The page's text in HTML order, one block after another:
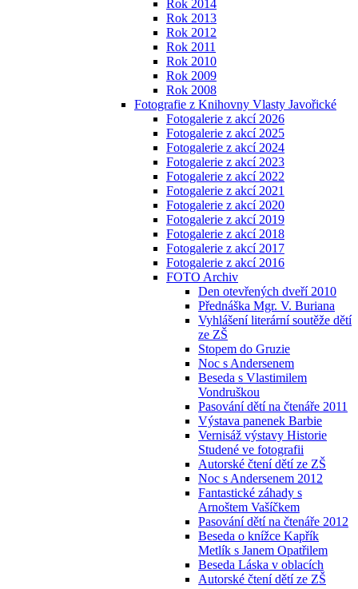
Rok 2014
Rok 2013
Rok 2012
Rok 2011
Rok 2010
Rok 2009
Rok 2008
Fotografie z Knihovny Vlasty Javořické
Fotogalerie z akcí 2026
Fotogalerie z akcí 2025
Fotogalerie z akcí 2024
Fotogalerie z akcí 2023
Fotogalerie z akcí 2022
Fotogalerie z akcí 2021
Fotogalerie z akcí 2020
Fotogalerie z akcí 2019
Fotogalerie z akcí 2018
Fotogalerie z akcí 2017
Fotogalerie z akcí 2016
FOTO Archiv
Den otevřených dveří 2010
Přednáška Mgr. V. Buriana
Vyhlášení literární soutěže dětí
ze ZŠ
Stopem do Gruzie
Noc s Andersenem
Beseda s Vlastimilem
Vondruškou
Pasování dětí na čtenáře 2011
Výstava panenek Barbie
Vernisáž výstavy Historie
Studené ve fotografii
Autorské čtení dětí ze ZŠ
Noc s Andersenem 2012
Fantastické záhady s
Arnoštem Vašíčkem
Pasování dětí na čtenáře 2012
Beseda o knížce Kapřík
Metlík s Janem Opatřilem
Beseda Láska v oblacích
Autorské čtení dětí ze ZŠ